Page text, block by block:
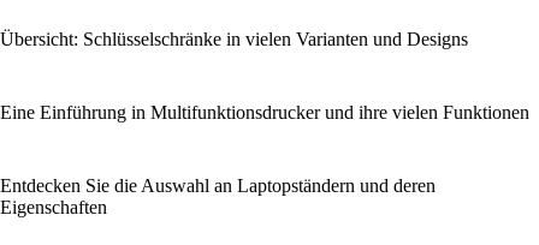
Übersicht: Schlüsselschränke in vielen Varianten und Designs
Eine Einführung in Multifunktionsdrucker und ihre vielen Funktionen
Entdecken Sie die Auswahl an Laptopständern und deren
Eigenschaften